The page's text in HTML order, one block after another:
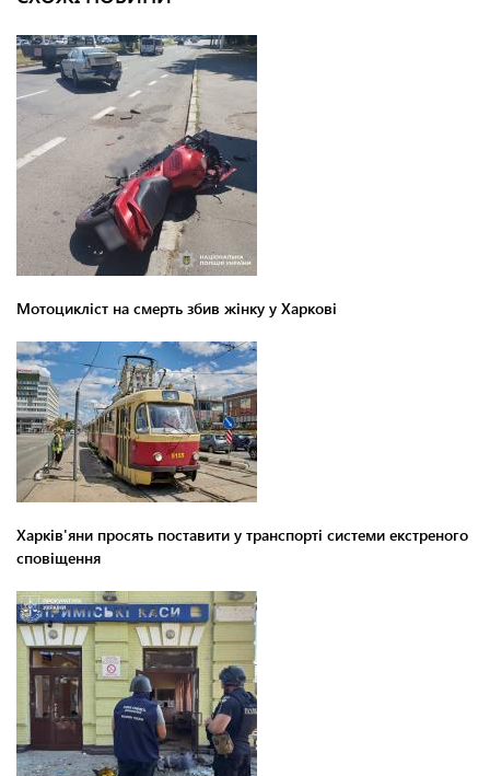
Мотоцикліст на смерть збив жінку у Харкові
Харків'яни просять поставити у транспорті системи екстреного
сповіщення